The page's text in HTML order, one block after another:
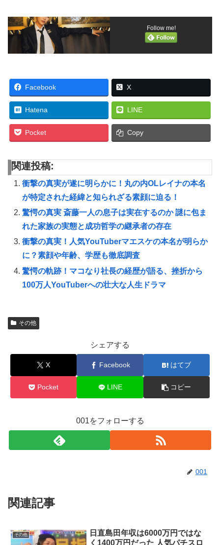
Follow me!
Facebook X
Hatena LINE
Pocket Copy
関連投稿:
衝撃の真実が遂に明らかに！丸の内OLレイナの本名
が特定された経緯と知られざる素顔に迫る！
驚愕の真実 斎藤一人の息子は実在するのか 謎に包ま
れた家族の実態と成功哲学の継承者の存在
衝撃の真実！人気YouTuberマエスケの本名が明らか
に？素顔や年齢、学歴も徹底調査
驚愕の軌跡！マコなり社長の経歴が語る、挫折から
100万人YouTuberへの壮大な人生ドラマ
その他
シェアする
X Facebook はてブ
Pocket LINE コピー
001をフォローする
001
関連記事
その他
日直島田年収は6000万円ではな
く1400万円だった 人気パチスロ